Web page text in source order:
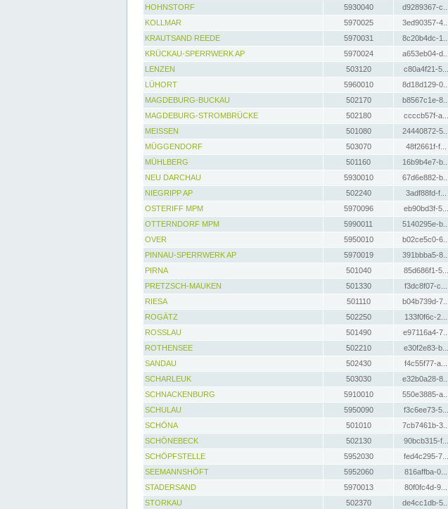
HOHNSTORF
5930040 d9289367-c...
KOLLMAR
5970025 3ed90357-4...
KRAUTSAND REEDE
5970031 8c20b4dc-1...
KRÜCKAU-SPERRWERK AP
5970024 a653eb04-d...
LENZEN
503120 c80a4f21-5...
LÜHORT
5960010 8d18d129-0...
MAGDEBURG-BUCKAU
502170 b8567c1e-8...
MAGDEBURG-STROMBRÜCKE
502180 ccccb57f-a...
MEISSEN
501080 24440872-5...
MÜGGENDORF
503070 48f2661f-f...
MÜHLBERG
501160 16b9b4e7-b...
NEU DARCHAU
5930010 67d6e882-b...
NIEGRIPP AP
502240 3adf88fd-f...
OSTERIFF MPM
5970096 eb90bd3f-5...
OTTERNDORF MPM
5990011 5140295e-b...
OVER
5950010 b02ce5c0-6...
PINNAU-SPERRWERK AP
5970019 391bbba5-8...
PIRNA
501040 85d686f1-5...
PRETZSCH-MAUKEN
501330 f3dc8f07-c...
RIESA
501110 b04b739d-7...
ROGÄTZ
502250 133f0f6c-2...
ROSSLAU
501490 e97116a4-7...
ROTHENSEE
502210 e30f2e83-b...
SANDAU
502430 f4c55f77-a...
SCHARLEUK
503030 e32b0a28-8...
SCHNACKENBURG
5910010 550e3885-a...
SCHULAU
5950090 f3c6ee73-5...
SCHÖNA
501010 7cb7461b-3...
SCHÖNEBECK
502130 90bcb315-f...
SCHÖPFSTELLE
5952030 fed4c295-7...
SEEMANNSHÖFT
5952060 816affba-0...
STADERSAND
5970013 80f0fc4d-9...
STORKAU
502370 de4cc1db-5...